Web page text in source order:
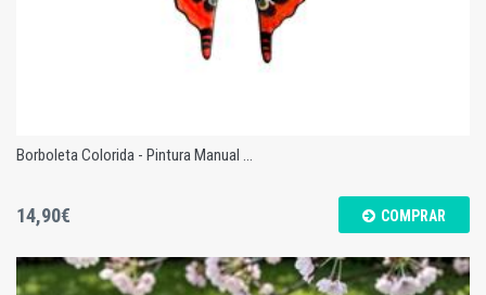
Borboleta Colorida - Pintura Manual ...
14,90€ COMPRAR